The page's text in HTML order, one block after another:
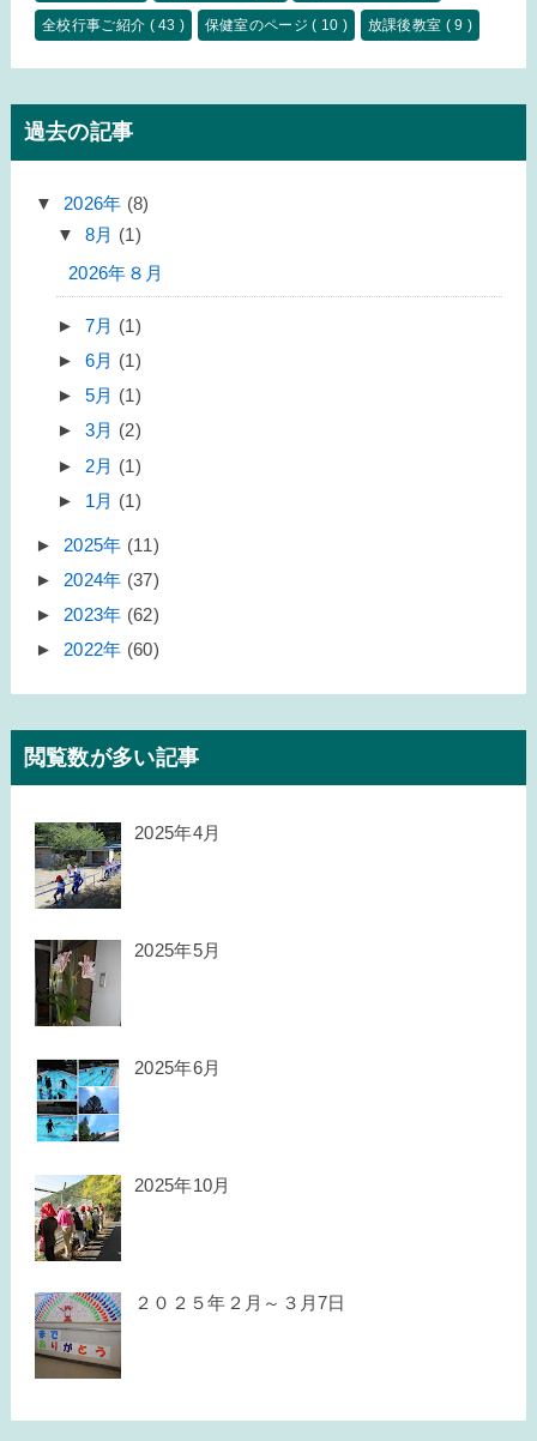
全校行事ご紹介 ( 43 ) 保健室のページ( 10 ) 放課後教室 ( 9 )
過去の記事
▼ 2026年 (8)
▼ 8月 (1)
2026年８月
► 7月 (1)
► 6月 (1)
► 5月 (1)
► 3月 (2)
► 2月 (1)
► 1月 (1)
► 2025年 (11)
► 2024年 (37)
► 2023年 (62)
► 2022年 (60)
閲覧数が多い記事
2025年4月
2025年5月
2025年6月
2025年10月
２０２５年２月～３月7日